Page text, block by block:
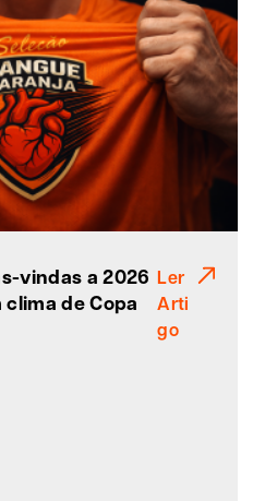
vindas a 2026
de Copa
Ler
Arti
go